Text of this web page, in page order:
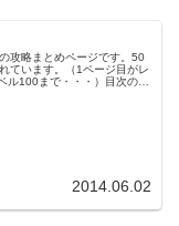
攻略まとめページです。50
ています。（1ページ目がレ
ル100まで・・・）目次のリ
2014.06.02